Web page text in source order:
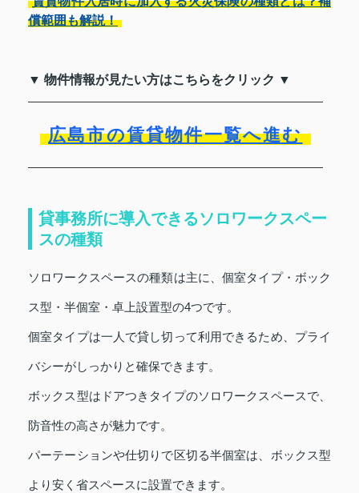
償範囲も解説！
▼ 物件情報が見たい方はこちらをクリック ▼
広島市の賃貸物件一覧へ進む
貸事務所に導入できるソロワークスペー
スの種類
ソロワークスペースの種類は主に、個室タイプ・ボック
ス型・半個室・卓上設置型の4つです。
個室タイプは一人で貸し切って利用できるため、プライ
バシーがしっかりと確保できます。
ボックス型はドアつきタイプのソロワークスペースで、
防音性の高さが魅力です。
パーテーションや仕切りで区切る半個室は、ボックス型
より安く省スペースに設置できます。